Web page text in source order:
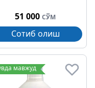
51 000 СЎМ
Сотиб олиш
мавжуд